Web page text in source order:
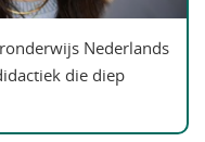
Nederlands
die diep